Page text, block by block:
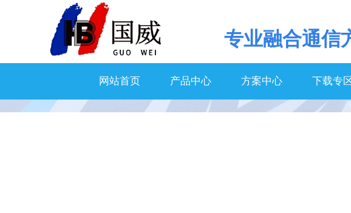
专业融合通信
网站首页 产品中心 方案中心 下载专区